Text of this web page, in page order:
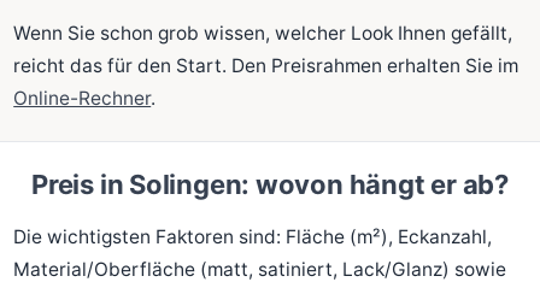
Wenn Sie schon grob wissen, welcher Look Ihnen gefällt,
reicht das für den Start. Den Preisrahmen erhalten Sie im
Online-Rechner.
Preis in Solingen: wovon hängt er ab?
Die wichtigsten Faktoren sind: Fläche (m²), Eckanzahl,
Material/Oberfläche (matt, satiniert, Lack/Glanz) sowie